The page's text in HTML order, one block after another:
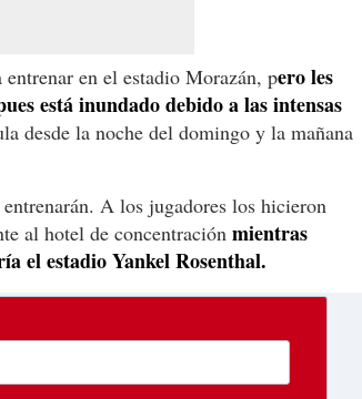
en el estadio Morazán, pero les
está inundado debido a las intensas
desde la noche del domingo y la mañana
A los jugadores los hicieron
al hotel de concentración mientras
el estadio Yankel Rosenthal.